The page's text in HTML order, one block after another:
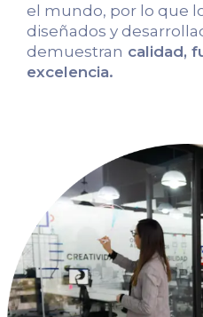
el mundo, por lo que
diseñados y
demuestran calidad,
excelencia.